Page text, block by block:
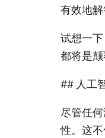
有效地
试想一
都将是颠
## 人工
尽管任
性。这